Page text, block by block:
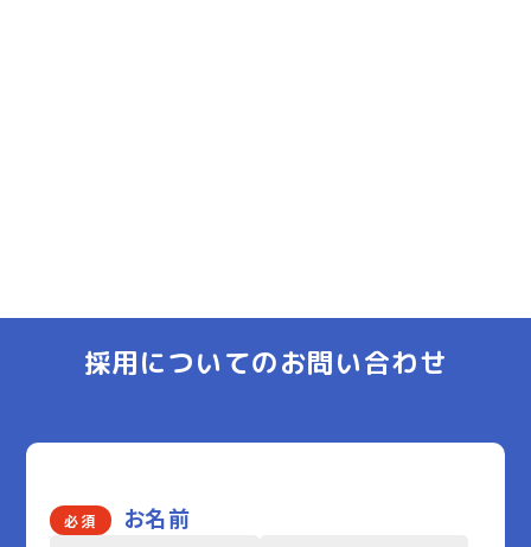
採用についてのお問い合わせ
必須 お名前